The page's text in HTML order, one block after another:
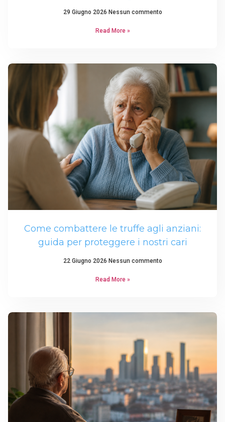
29 Giugno 2026 Nessun commento
Read More »
Come combattere le truffe agli anziani:
guida per proteggere i nostri cari
22 Giugno 2026 Nessun commento
Read More »